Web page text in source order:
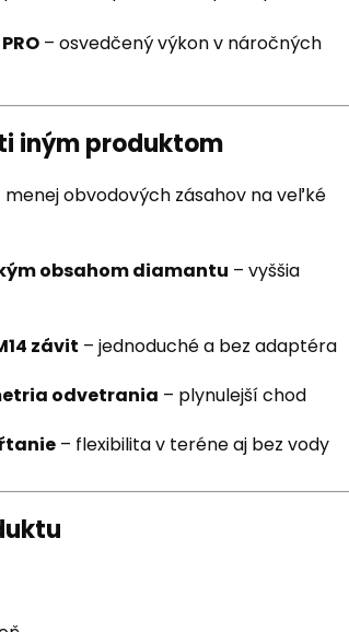
– osvedčený výkon v náročných
iným produktom
menej obvodových zásahov na veľké
obsahom diamantu – vyššia
závit – jednoduché a bez adaptéra
odvetrania – plynulejší chod
– flexibilita v teréne aj bez vody